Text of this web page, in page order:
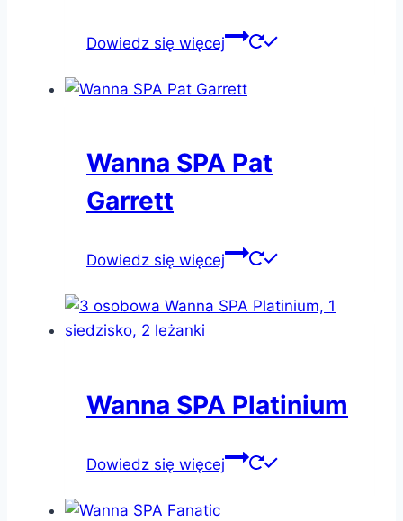
Dowiedz się więcej
Wanna SPA Pat
Garrett
Dowiedz się więcej
Wanna SPA Platinium
Dowiedz się więcej